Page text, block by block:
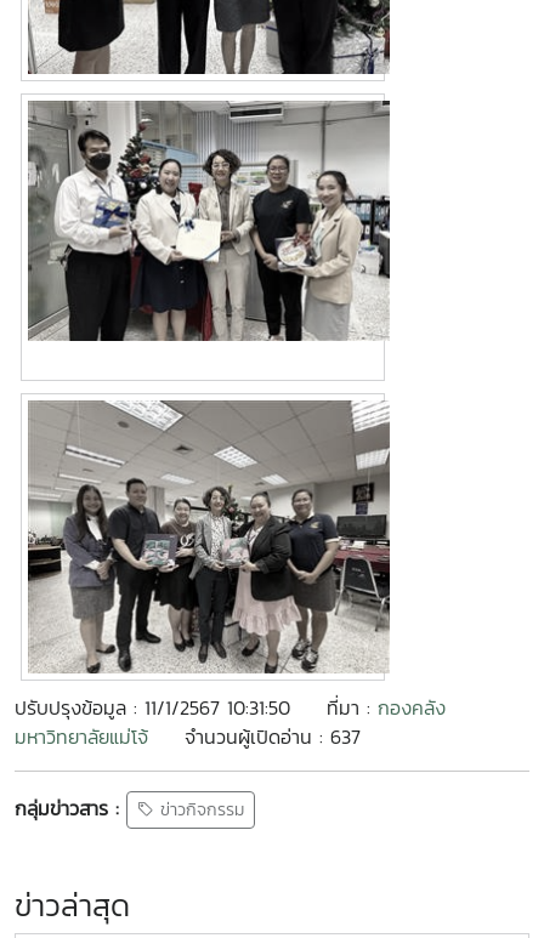
ปรับปรุงข้อมูล : 11/1/2567 10:31:50 ที่มา : กองคลัง
มหาวิทยาลัยแม่โจ้
จำนวนผู้เปิดอ่าน : 637
กลุ่มข่าวสาร : ข่าวกิจกรรม
ข่าวล่าสุด